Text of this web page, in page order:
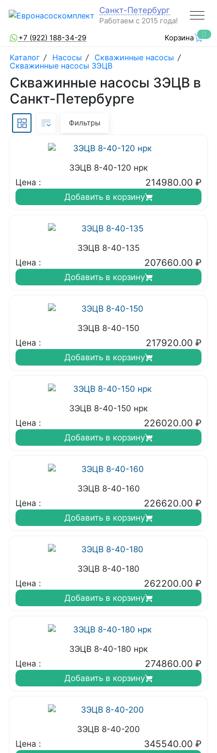
Санкт-Петербург
Работаем с 2015 года!
+7 (922) 188-34-29
Корзина 0
Каталог / Насосы / Скважинные насосы /
Скважинные насосы 3ЭЦВ
Скважинные насосы 3ЭЦВ в
Санкт-Петербурге
Фильтры
3ЭЦВ 8-40-120 нрк
Цена :
214980.00 ₽
Добавить в корзину
3ЭЦВ 8-40-135
Цена :
207660.00 ₽
Добавить в корзину
3ЭЦВ 8-40-150
Цена :
217920.00 ₽
Добавить в корзину
3ЭЦВ 8-40-150 нрк
Цена :
226020.00 ₽
Добавить в корзину
3ЭЦВ 8-40-160
Цена :
226620.00 ₽
Добавить в корзину
3ЭЦВ 8-40-180
Цена :
262200.00 ₽
Добавить в корзину
3ЭЦВ 8-40-180 нрк
Цена :
274860.00 ₽
Добавить в корзину
3ЭЦВ 8-40-200
Цена :
345540.00 ₽